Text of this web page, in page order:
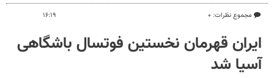
مجموع نظرات: ۰ ۱۶:۱۹
ایران قهرمان نخستین فوتسال باشگاهی
آسیا شد